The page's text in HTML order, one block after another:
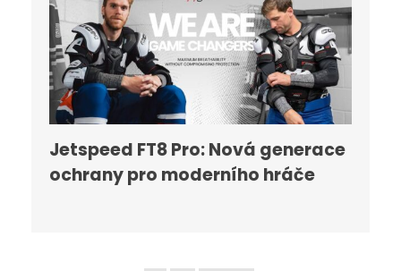
Jetspeed FT8 Pro: Nová generace
ochrany pro moderního hráče